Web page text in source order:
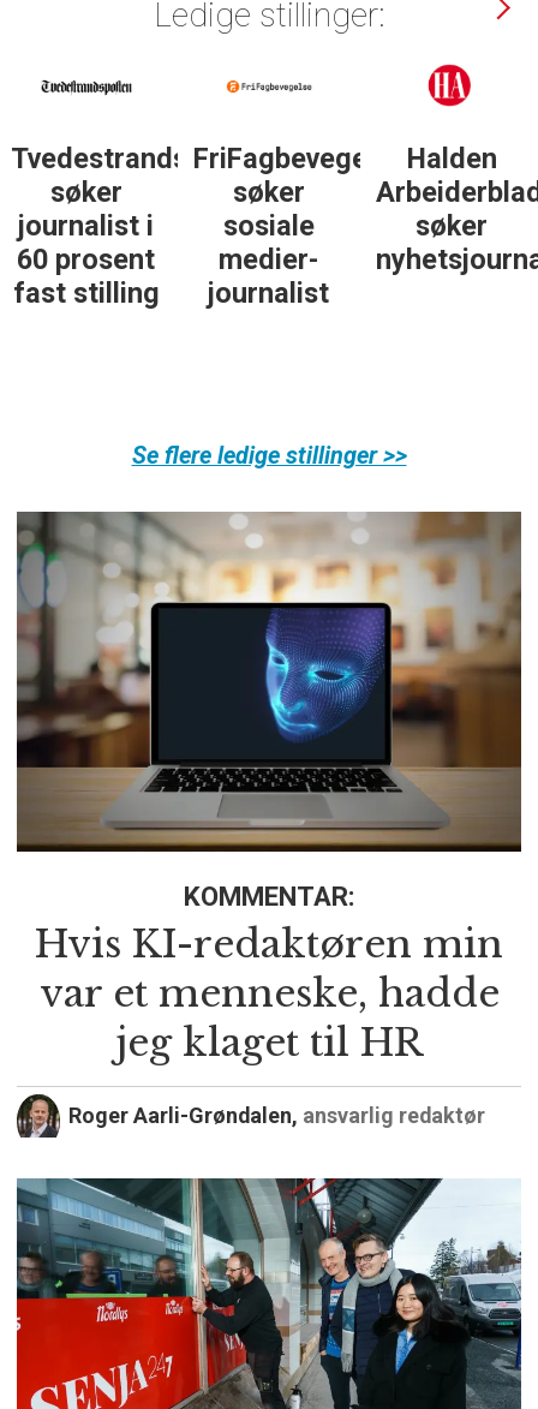
Ledige stillinger:
Tvedestrandsposten
søker
journalist i
60 prosent
fast stilling
FriFagbevegelse
søker
sosiale
medier-
journalist
Halden
søker
Se flere ledige stillinger >>
KOMMENTAR:
Hvis KI-redaktøren min
var et menneske, hadde
jeg klaget til HR
Roger Aarli-Grøndalen, ansvarlig redaktør